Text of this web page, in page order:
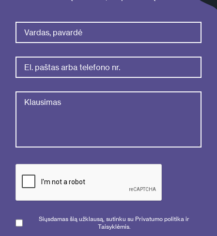
Siųsdamas šią užklausą, sutinku su Privatumo politika ir
Taisyklėmis.